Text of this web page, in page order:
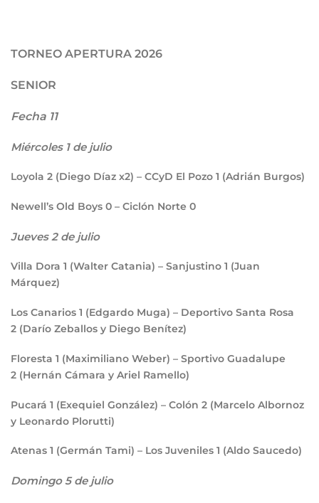
TORNEO APERTURA 2026
SENIOR
Fecha 11
Miércoles 1 de julio
Loyola 2 (Diego Díaz x2) – CCyD El Pozo 1 (Adrián Burgos)
Newell’s Old Boys 0 – Ciclón Norte 0
Jueves 2 de julio
Villa Dora 1 (Walter Catania) – Sanjustino 1 (Juan
Márquez)
Los Canarios 1 (Edgardo Muga) – Deportivo Santa Rosa
2 (Darío Zeballos y Diego Benítez)
Floresta 1 (Maximiliano Weber) – Sportivo Guadalupe
2 (Hernán Cámara y Ariel Ramello)
Pucará 1 (Exequiel González) – Colón 2 (Marcelo Albornoz
y Leonardo Plorutti)
Atenas 1 (Germán Tami) – Los Juveniles 1 (Aldo Saucedo)
Domingo 5 de julio